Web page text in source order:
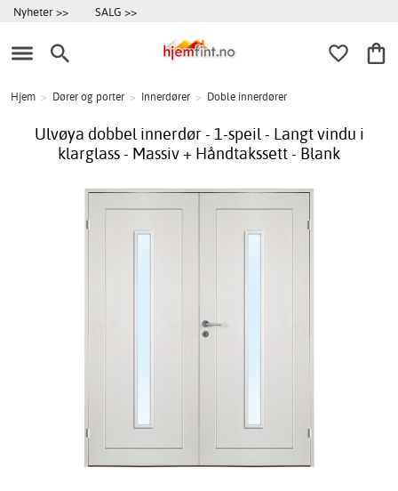
Nyheter >> SALG >>
Hjem > Dører og porter > Innerdører > Doble innerdører
Ulvøya dobbel innerdør - 1-speil - Langt vindu i
klarglass - Massiv + Håndtakssett - Blank